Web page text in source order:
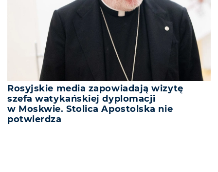
Rosyjskie media zapowiadają wizytę
szefa watykańskiej dyplomacji
w Moskwie. Stolica Apostolska nie
potwierdza